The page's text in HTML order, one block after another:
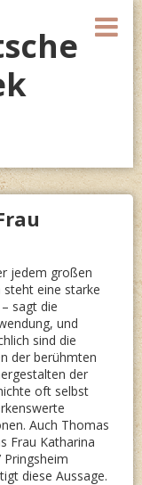
jedem großen
steht eine starke
– sagt die
und
sind die
der berühmten
der
oft selbst
Auch Thomas
Frau Katharina
Pringsheim
diese Aussage.